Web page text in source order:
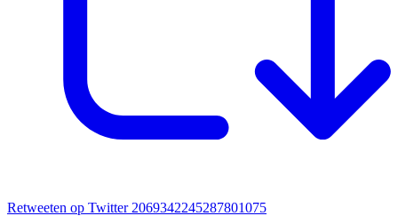
Retweeten op Twitter 2069342245287801075